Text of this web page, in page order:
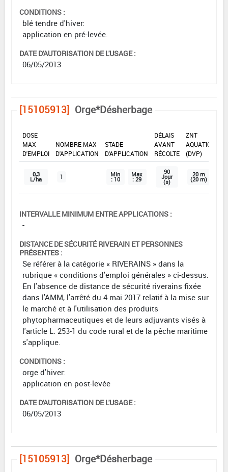
CONDITIONS :
blé tendre d'hiver:
application en pré-levée.
DATE D'AUTORISATION DE L'USAGE :
06/05/2013
[15105913] Orge*Désherbage
DOSE
MAX
D'EMPLOI
NOMBRE MAX
D'APPLICATION
STADE
D'APPLICATION
DÉLAIS
AVANT
RÉCOLTE
ZNT
AQUATIQUE
(DVP)
0,3
L/ha 1 Min
: 10
Max
: 29
90
Jour
(s)
20 m
(20 m)
INTERVALLE MINIMUM ENTRE APPLICATIONS :
-
DISTANCE DE SÉCURITÉ RIVERAIN ET PERSONNES
PRÉSENTES :
Se référer à la catégorie « RIVERAINS » dans la
rubrique « conditions d'emploi générales » ci-dessus.
En l'absence de distance de sécurité riverains fixée
dans l'AMM, l'arrêté du 4 mai 2017 relatif à la mise sur
le marché et à l'utilisation des produits
phytopharmaceutiques et de leurs adjuvants visés à
l'article L. 253-1 du code rural et de la pêche maritime
s'applique.
CONDITIONS :
orge d'hiver:
application en post-levée
DATE D'AUTORISATION DE L'USAGE :
06/05/2013
[15105913] Orge*Désherbage